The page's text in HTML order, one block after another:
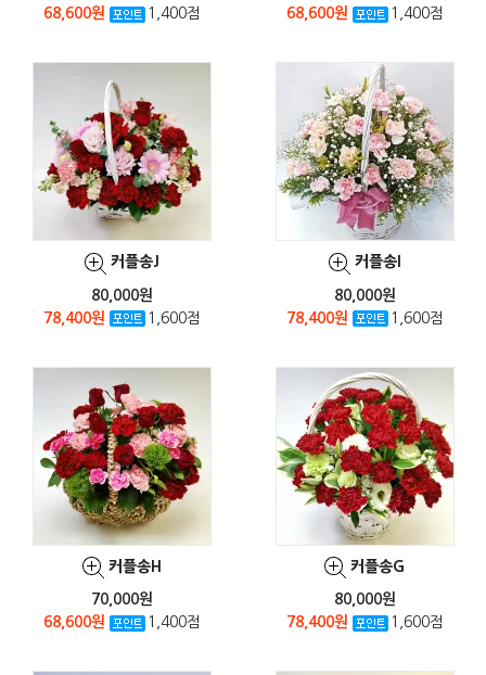
68,600원
1,400점
68,600원
1,400점
커플송J
80,000원
78,400원
1,600점
커플송I
80,000원
78,400원
1,600점
커플송H
70,000원
68,600원
1,400점
커플송G
80,000원
78,400원
1,600점